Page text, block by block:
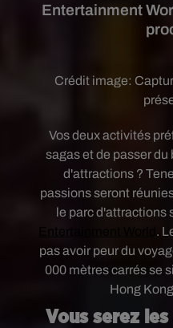
Entertainment
Crédit image:
Vos deux activités
sagas et de passer
d'attractions ?
passions seront
le parc d'attractions
Entertainment World .
pas avoir peur du
000 mètres carrés se
Hong
Vous serez